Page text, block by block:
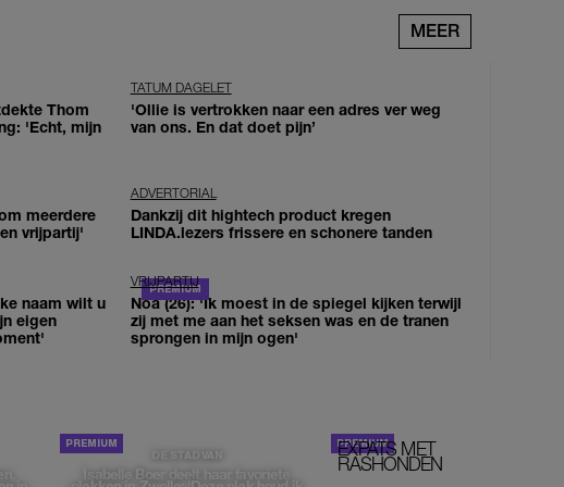
MEER
Thom
'Echt, mijn
TATUM DAGELET
'Ollie is vertrokken naar een adres ver weg
van ons. En dat doet pijn’
meerdere
vrijpartij'
ADVERTORIAL
Dankzij dit hightech product kregen
LINDA.lezers frissere en schonere tanden
naam wilt u
eigen
VRIJPARTIJ
Noa (26): 'Ik moest in de spiegel kijken terwijl
zij met me aan het seksen was en de tranen
sprongen in mijn ogen'
DE STAD VAN
Isabelle Boer deelt haar favoriete
EXPATS MET
RASHONDEN